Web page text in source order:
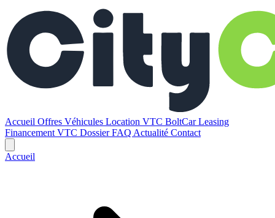
Accueil Offres Véhicules Location VTC BoltCarLeasing
Financement VTC DossierFAQ Actualité Contact
Accueil